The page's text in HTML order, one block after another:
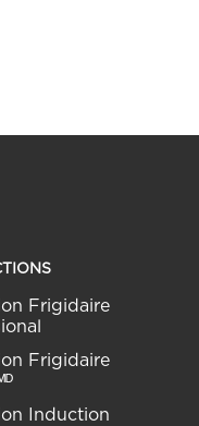
Frigidaire
Frigidaire
Induction